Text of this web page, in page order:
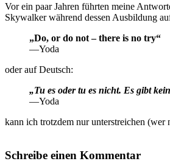
Vor ein paar Jahren führten meine
Skywalker während dessen Ausbildung
„Do, or do not – there is no try“
—Yoda
oder auf Deutsch:
„Tu es oder tu es nicht. Es gibt
—Yoda
kann ich trotzdem nur unterstreichen
Schreibe einen Kommentar